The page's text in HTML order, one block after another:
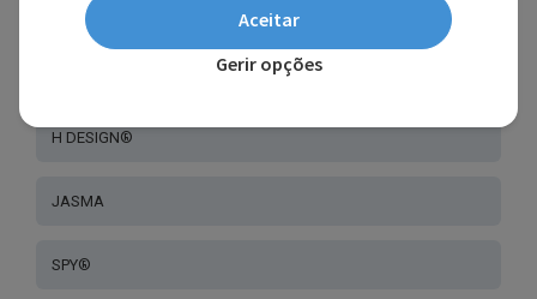
SIGNATURE®
H DESIGN®
JASMA
SPY®
Aceitar
Gerir opções